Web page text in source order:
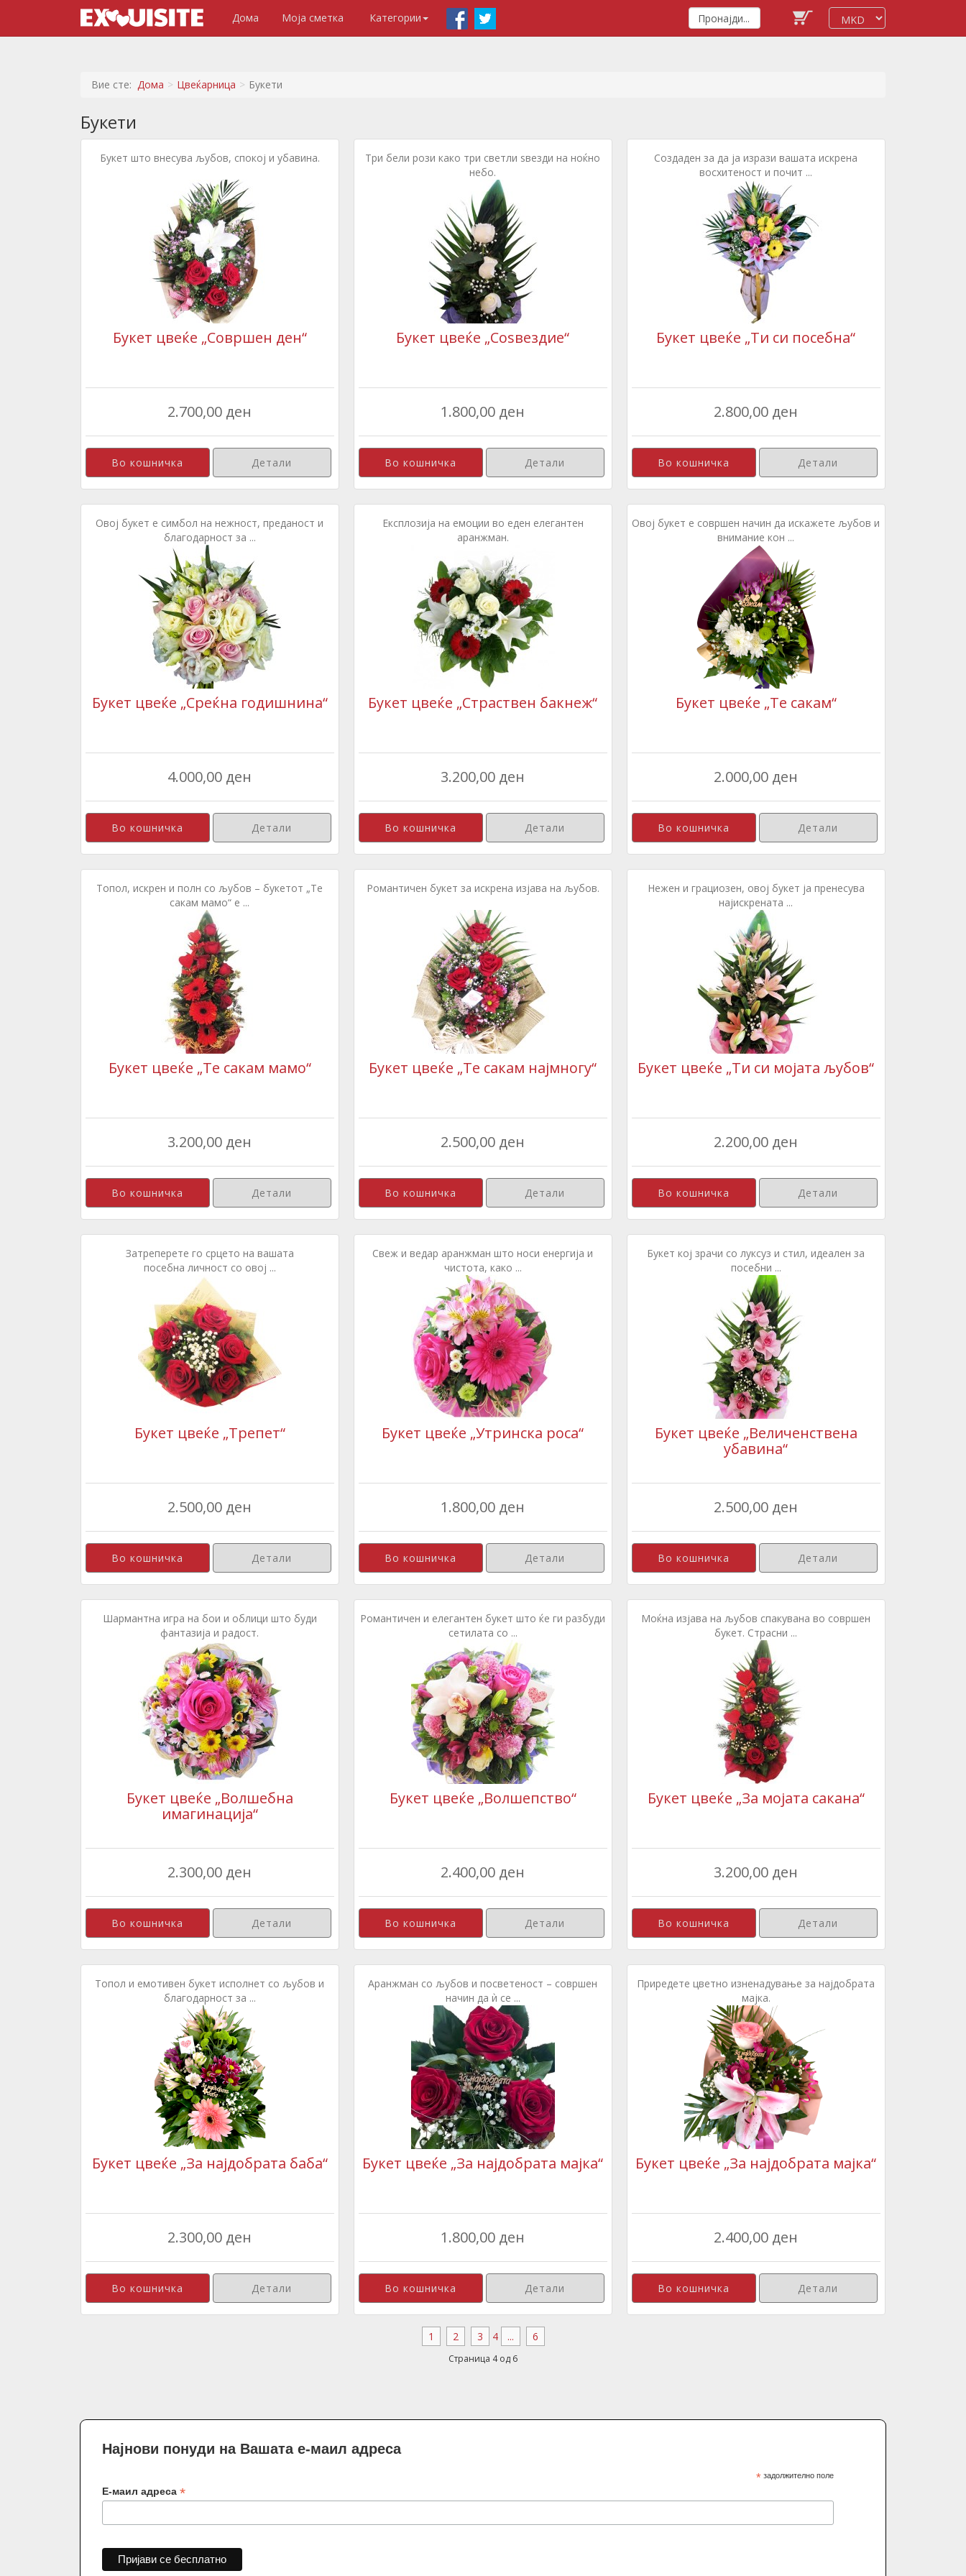
Дома Моја сметка Категории
Вие сте: Дома Цвеќарница Букети
Букети
Букет што внесува љубов, спокој и убавина.
Букет цвеќе „Совршен ден“
2.700,00 ден
Детали
Три бели рози како три светли ѕвезди на ноќно
небо.
Букет цвеќе „Соѕвездие“
1.800,00 ден
Детали
Создаден за да ја изрази вашата искрена
восхитеност и почит ...
Букет цвеќе „Ти си посебна“
2.800,00 ден
Детали
Овој букет е симбол на нежност, преданост и
благодарност за ...
Букет цвеќе „Среќна годишнина“
4.000,00 ден
Детали
Експлозија на емоции во еден елегантен
аранжман.
Букет цвеќе „Страствен бакнеж“
3.200,00 ден
Детали
Овој букет е совршен начин да искажете љубов и
внимание кон ...
Букет цвеќе „Те сакам“
2.000,00 ден
Детали
Топол, искрен и полн со љубов – букетот „Те
сакам мамо“ е ...
Букет цвеќе „Те сакам мамо“
3.200,00 ден
Детали
Романтичен букет за искрена изјава на љубов.
Букет цвеќе „Те сакам најмногу“
2.500,00 ден
Детали
Нежен и грациозен, овој букет ја пренесува
најискрената ...
Букет цвеќе „Ти си мојата љубов“
2.200,00 ден
Детали
Затреперете го срцето на вашата
посебна личност со овој ...
Букет цвеќе „Трепет“
2.500,00 ден
Детали
Свеж и ведар аранжман што носи енергија и
чистота, како ...
Букет цвеќе „Утринска роса“
1.800,00 ден
Детали
Букет кој зрачи со луксуз и стил, идеален за
посебни ...
Букет цвеќе „Величенствена
убавина“
2.500,00 ден
Детали
Шармантна игра на бои и облици што буди
фантазија и радост.
Букет цвеќе „Волшебна
имагинација“
2.300,00 ден
Детали
Романтичен и елегантен букет што ќе ги разбуди
сетилата со ...
Букет цвеќе „Волшепство“
2.400,00 ден
Детали
Моќна изјава на љубов спакувана во совршен
букет. Страсни ...
Букет цвеќе „За мојата сакана“
3.200,00 ден
Детали
Топол и емотивен букет исполнет со љубов и
благодарност за ...
Букет цвеќе „За најдобрата баба“
2.300,00 ден
Детали
Аранжман со љубов и посветеност – совршен
начин да ѝ се ...
Букет цвеќе „За најдобрата мајка“
1.800,00 ден
Детали
Приредете цветно изненадување за најдобрата
мајка.
Букет цвеќе „За најдобрата мајка“
2.400,00 ден
Детали
1 2 3 4 ... 6
Страница 4 од 6
Најнови понуди на Вашата е-маил адреса
*задолжително поле
Е-маил адреса *